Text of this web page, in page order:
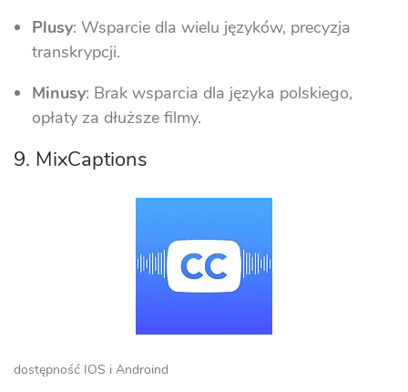
Plusy: Wsparcie dla wielu języków, precyzja
transkrypcji.
Minusy: Brak wsparcia dla języka polskiego,
opłaty za dłuższe filmy.
9. MixCaptions
dostępność IOS i Androind